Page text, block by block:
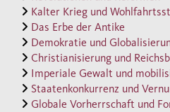
die Geschichte dieser
lebendig und
Hier finden Sie die
Auswahlbibliographie
Kalter Krieg und
Das Erbe der Antike
Demokratie und
Christianisierung und
Imperiale Gewalt und
Staatenkonkurrenz und
Globale Vorherrschaft und